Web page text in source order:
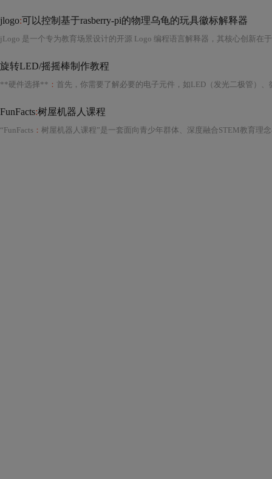
jlogo:可以控制基于rasberry-pi的物理乌龟的玩具徽标解释器
旋转LED/摇摇棒制作教程
**硬件选择** ： 首先，你需要了解必要的电子元件，如LED（发光二极管）
FunFacts:树屋机器人课程
“FunFacts ： 树屋机器人课程”是一套面向青少年群体、深度融合STEM教育理念与创客实践精神的综合性机器人启蒙与进阶课程体系，其名称中的“FunFacts”（趣味事实）并非泛指零散知识点，而是强调以真实、可验证、具象化的生活化科学现象为切入点，将抽象的工程原理、计算思维与物理规律转化为儿童可感知、可操作、可解释的“有趣